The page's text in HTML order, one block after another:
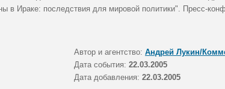
в Ираке: последствия для мировой политики". Пресс-
Автор и агентство: Андрей Лукин/
Дата события: 22.03.2005
Дата добавления: 22.03.2005